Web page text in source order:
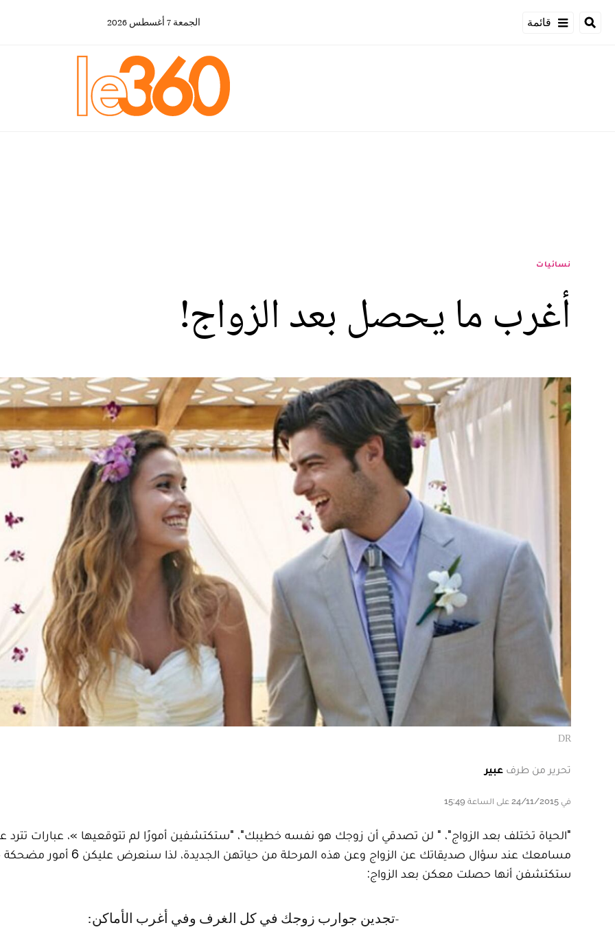
قائمة الجمعة 7 أغسطس 2026
نسائيات
أغرب ما يحصل بعد الزواج!
DR
تحرير من طرف عبير
في 24/11/2015 على الساعة 15:49
"الحياة تختلف بعد الزواج"، " لن تصدقي أن زوجك هو نفسه خطيبك"، "ستكتشفين أمورًا لم تتوقعيها »، عبارات تترد
مسامعك عند سؤال صديقاتك عن الزواج وعن هذه المرحلة من حياتهن الجديدة، لذا سنعرض
ستكتشفن أنها حصلت معكن بعد الزواج:
- تجدين جوارب زوجك في كل الغرف وفي أغرب الأماكن: